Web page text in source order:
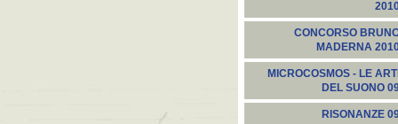
CONCORSO
MADERNA
MICROCOSMOS - LE ARTI
DEL SUONO
RISONANZE